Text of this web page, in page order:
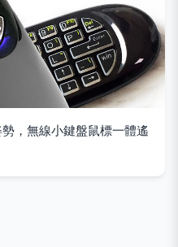
，無線小鍵盤鼠標一體遙